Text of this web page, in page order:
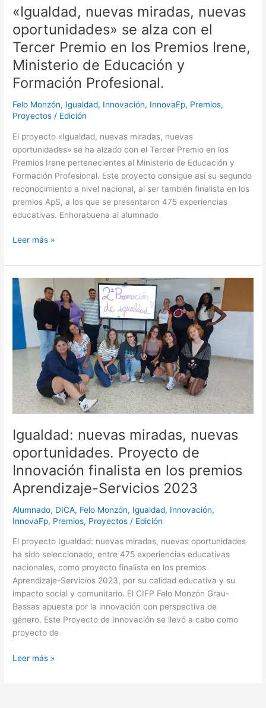
«Igualdad, nuevas miradas, nuevas
oportunidades» se alza con el
Tercer Premio en los Premios Irene,
Ministerio de Educación y
Formación Profesional.
Felo Monzón, Igualdad, Innovación, InnovaFp, Premios,
Proyectos / Edición
El proyecto «Igualdad, nuevas miradas, nuevas
oportunidades» se ha alzado con el Tercer Premio en los
Premios Irene pertenecientes al Ministerio de Educación y
Formación Profesional. Este proyecto consigue así su segundo
reconocimiento a nivel nacional, al ser también finalista en los
premios ApS, a los que se presentaron 475 experiencias
educativas. Enhorabuena al alumnado
Leer más »
Igualdad: nuevas miradas, nuevas
oportunidades. Proyecto de
Innovación finalista en los premios
Aprendizaje-Servicios 2023
Alumnado, DICA, Felo Monzón, Igualdad, Innovación,
InnovaFp, Premios, Proyectos / Edición
El proyecto Igualdad: nuevas miradas, nuevas oportunidades
ha sido seleccionado, entre 475 experiencias educativas
nacionales, como proyecto finalista en los premios
Aprendizaje-Servicios 2023, por su calidad educativa y su
impacto social y comunitario. El CIFP Felo Monzón Grau-
Bassas apuesta por la innovación con perspectiva de
género. Este Proyecto de Innovación se llevó a cabo como
proyecto de
Igualdad:
nuevas
miradas,
nuevas
oportunidades.
Proyecto
Innovación
finalista
en
los
premios
Aprendizaje-
Servicios
2023
Leer más »